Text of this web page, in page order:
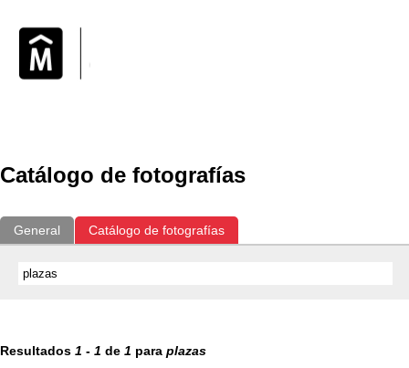
Catálogo de fotografías
General Catálogo de fotografías
Resultados 1 - 1 de 1 para plazas